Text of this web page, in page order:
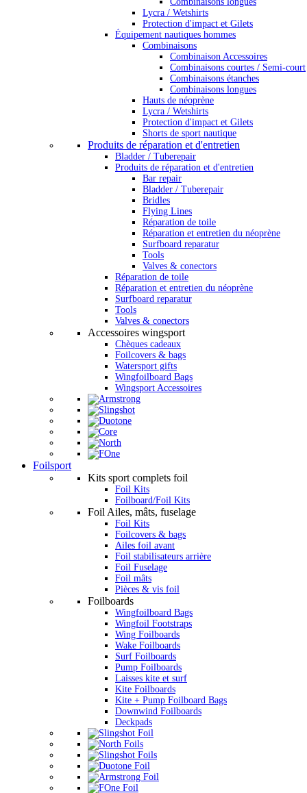
Lycra / Wetshirts
Protection d'impact et Gilets
Équipement nautiques hommes
Combinaisons
Combinaison Accessoires
Combinaisons courtes / Semi-court
Combinaisons étanches
Combinaisons longues
Hauts de néoprène
Lycra / Wetshirts
Protection d'impact et Gilets
Shorts de sport nautique
Produits de réparation et d'entretien
Bladder / Tuberepair
Produits de réparation et d'entretien
Bar repair
Bladder / Tuberepair
Bridles
Flying Lines
Réparation de toile
Réparation et entretien du néoprène
Surfboard reparatur
Tools
Valves & conectors
Réparation de toile
Réparation et entretien du néoprène
Surfboard reparatur
Tools
Valves & conectors
Accessoires wingsport
Chèques cadeaux
Foilcovers & bags
Watersport gifts
Wingfoilboard Bags
Wingsport Accessoires
Foilsport
Kits sport complets foil
Foil Kits
Foilboard/Foil Kits
Foil Ailes, mâts, fuselage
Foil Kits
Foilcovers & bags
Ailes foil avant
Foil stabilisateurs arrière
Foil Fuselage
Foil mâts
Pièces & vis foil
Foilboards
Wingfoilboard Bags
Wingfoil Footstraps
Wing Foilboards
Wake Foilboards
Surf Foilboards
Pump Foilboards
Laisses kite et surf
Kite Foilboards
Kite + Pump Foilboard Bags
Downwind Foilboards
Deckpads